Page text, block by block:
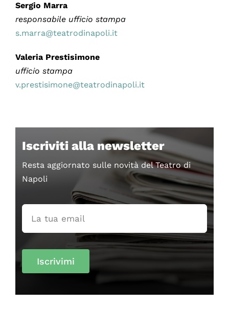
Sergio Marra
responsabile ufficio stampa
s.marra@teatrodinapoli.it
Valeria Prestisimone
ufficio stampa
v.prestisimone@teatrodinapoli.it
Iscriviti alla newsletter
Resta aggiornato sulle novità del Teatro di
Napoli
Iscrivimi